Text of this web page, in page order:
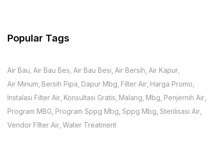
Popular Tags
Air Bau Air Bau Bes Air Bau Besi Air Bersih Air Kapur
Air Minum Bersih Pipa Dapur Mbg Filter Air Harga Promo
Instalasi Filter Air Konsultasi Gratis Malang Mbg Penjernih Air
Program MBG Program Sppg Mbg Sppg Mbg Sterilisasi Air
Vendor FIlter Air Water Treatment